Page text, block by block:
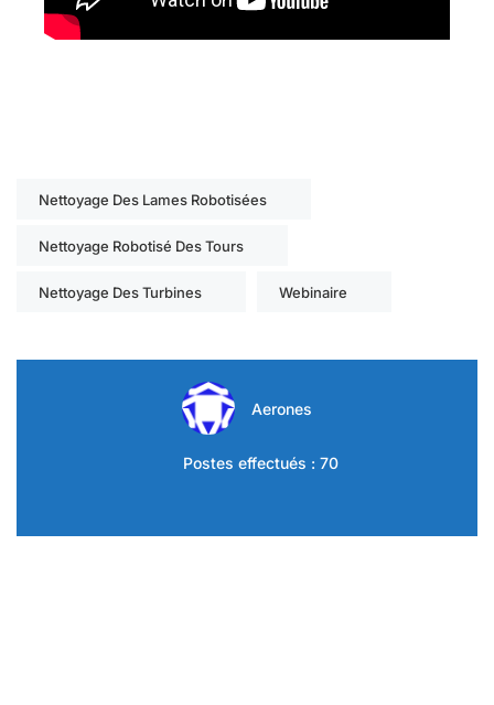
Nettoyage Des Lames Robotisées
Nettoyage Robotisé Des Tours
Nettoyage Des Turbines Webinaire
Aerones
Postes effectués : 70